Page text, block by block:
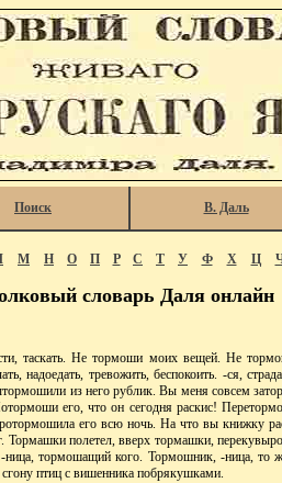
Поиск В. Даль
М Н О П Р С Т У Ф Х Ц
словарь Даля онлайн
таскать. Не тормоши моих вещей. Не
надоедать, тревожить, беспокоить. -ся,
из него рублик. Вы меня совсем
его, что он сегодня раскис!
его всю ночь. На что вы книжку
Тормашки полетел, вверх тормашки,
тормошащий кого. Тормошник, -ница, то
птиц с вишенника побрякушками.